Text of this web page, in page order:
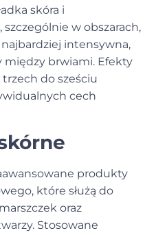
skóra i
w obszarach,
intensywna,
między brwiami. Efekty
do sześciu
cech
produkty
które służą do
oraz
Stosowane